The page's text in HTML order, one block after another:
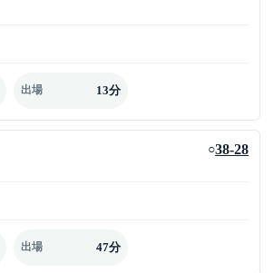
出場 13分
○38-28
出場 47分